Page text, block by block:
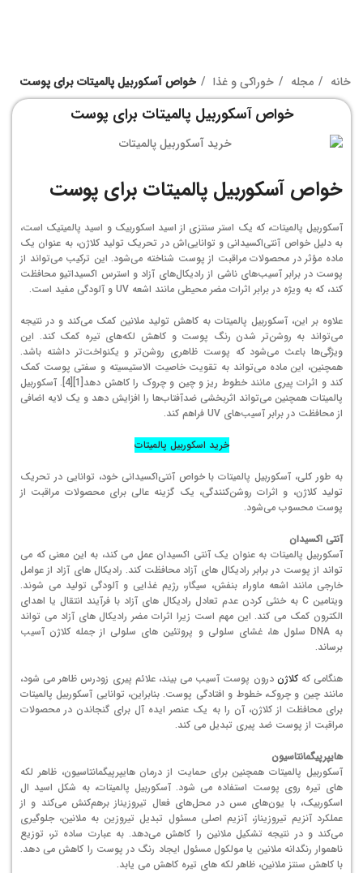
خانه مجله خوراکی و غذا خواص آسکوربیل پالمیتات برای پوست
خواص آسکوربیل پالمیتات برای پوست
خواص آسکوربیل پالمیتات برای پوست
آسکوربیل پالمیتات، که یک استر سنتزی از اسید اسکوربیک و اسید پالمیتیک است،
به دلیل خواص آنتی‌اکسیدانی و توانایی‌اش در تحریک تولید کلاژن، به عنوان یک
ماده مؤثر در محصولات مراقبت از پوست شناخته می‌شود. این ترکیب می‌تواند از
پوست در برابر آسیب‌های ناشی از رادیکال‌های آزاد و استرس اکسیداتیو محافظت
کند، که به ویژه در برابر اثرات مضر محیطی مانند اشعه UV و آلودگی مفید است.
علاوه بر این، آسکوربیل پالمیتات به کاهش تولید ملانین کمک می‌کند و در نتیجه
می‌تواند به روشن‌تر شدن رنگ پوست و کاهش لکه‌های تیره کمک کند. این
ویژگی‌ها باعث می‌شود که پوست ظاهری روشن‌تر و یکنواخت‌تر داشته باشد.
همچنین، این ماده می‌تواند به تقویت خاصیت الاستیسیته و سفتی پوست کمک
کند و اثرات پیری مانند خطوط ریز و چین و چروک را کاهش دهد[1][4]. آسکوربیل
پالمیتات همچنین می‌تواند اثربخشی ضدآفتاب‌ها را افزایش دهد و یک لایه اضافی
از محافظت در برابر آسیب‌های UV فراهم کند.
خرید اسکوربیل پالمیتات
به طور کلی، آسکوربیل پالمیتات با خواص آنتی‌اکسیدانی خود، توانایی در تحریک
تولید کلاژن، و اثرات روشن‌کنندگی، یک گزینه عالی برای محصولات مراقبت از
پوست محسوب می‌شود.
آنتی اکسیدان
آسکوربیل پالمیتات به عنوان یک آنتی اکسیدان عمل می کند، به این معنی که می
تواند از پوست در برابر رادیکال های آزاد محافظت کند. رادیکال های آزاد از عوامل
خارجی مانند اشعه ماوراء بنفش، سیگار، رژیم غذایی و آلودگی تولید می شوند.
ویتامین C به خنثی کردن عدم تعادل رادیکال های آزاد با فرآیند انتقال یا اهدای
الکترون کمک می کند. این مهم است زیرا اثرات مضر رادیکال های آزاد می تواند
به DNA سلول ها، غشای سلولی و پروتئین های سلولی از جمله کلاژن آسیب
برساند.
هنگامی کهکلاژن درون پوست آسیب می بیند، علائم پیری زودرس ظاهر می شود،
مانند چین و چروک، خطوط و افتادگی پوست. بنابراین، توانایی آسکوربیل پالمیتات
برای محافظت از کلاژن، آن را به یک عنصر ایده آل برای گنجاندن در محصولات
مراقبت از پوست ضد پیری تبدیل می کند.
هایپرپیگمانتاسیون
آسکوربیل پالمیتات همچنین برای حمایت از درمان هایپرپیگمانتاسیون، ظاهر لکه
های تیره روی پوست استفاده می شود. آسکوربیل پالمیتات، به شکل اسید ال
اسکوربیک، با یون‌های مس در محل‌های فعال تیروزیناز برهم‌کنش می‌کند و از
عملکرد آنزیم تیروزیناز، آنزیم اصلی مسئول تبدیل تیروزین به ملانین، جلوگیری
می‌کند و در نتیجه تشکیل ملانین را کاهش می‌دهد. به عبارت ساده تر، توزیع
ناهموار رنگدانه ملانین یا مولکول مسئول ایجاد رنگ در پوست را کاهش می دهد.
با کاهش سنتز ملانین، ظاهر لکه های تیره کاهش می یابد.